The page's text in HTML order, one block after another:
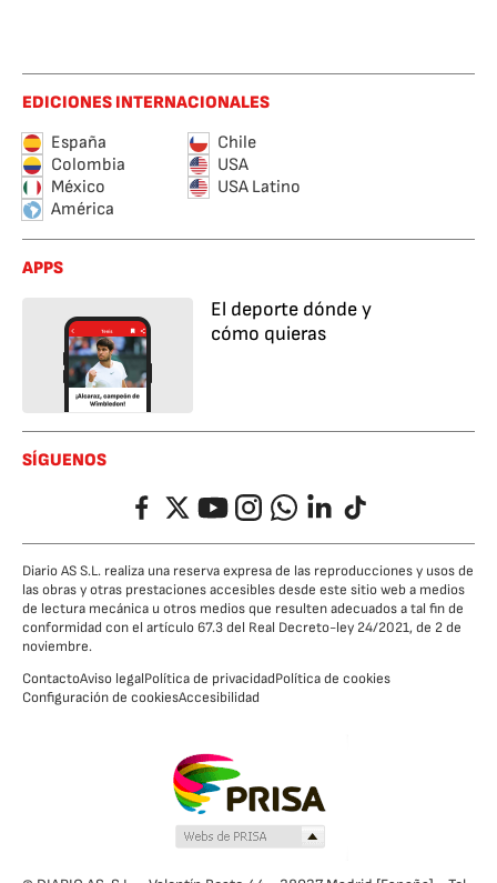
EDICIONES INTERNACIONALES
España
Chile
Colombia
USA
México
USA Latino
América
APPS
El deporte dónde y
cómo quieras
SÍGUENOS
FacebookTwitterYouTubeInstagramWhatsappLinkedIn
TikTok
Diario AS S.L. realiza una reserva expresa de las reproducciones y usos de
las obras y otras prestaciones accesibles desde este sitio web a medios
de lectura mecánica u otros medios que resulten adecuados a tal fin de
conformidad con el artículo 67.3 del Real Decreto-ley 24/2021, de 2 de
noviembre.
ContactoAviso legalPolítica de privacidadPolítica de cookies
Configuración de cookiesAccesibilidad